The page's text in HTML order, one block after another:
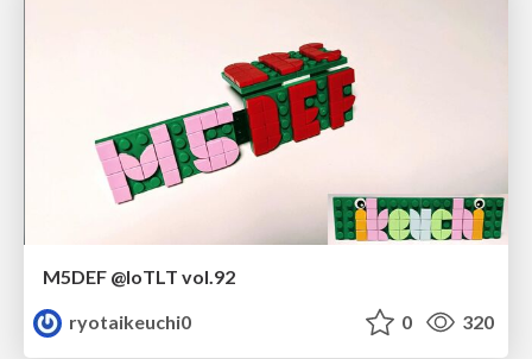
M5DEF @IoTLT vol.92
ryotaikeuchi0
0 320